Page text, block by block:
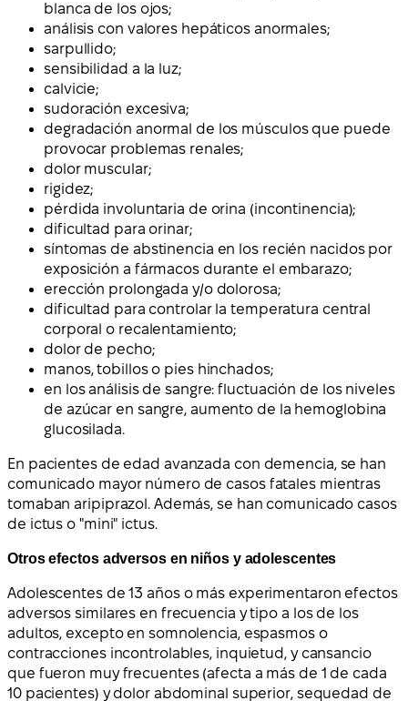
blanca de los ojos;
análisis con valores hepáticos anormales;
sarpullido;
sensibilidad a la luz;
calvicie;
sudoración excesiva;
degradación anormal de los músculos que puede
provocar problemas renales;
dolor muscular;
rigidez;
pérdida involuntaria de orina (incontinencia);
dificultad para orinar;
síntomas de abstinencia en los recién nacidos por
exposición a fármacos durante el embarazo;
erección prolongada y/o dolorosa;
dificultad para controlar la temperatura central
corporal o recalentamiento;
dolor de pecho;
manos, tobillos o pies hinchados;
en los análisis de sangre: fluctuación de los niveles
de azúcar en sangre, aumento de la hemoglobina
glucosilada.
En pacientes de edad avanzada con demencia, se han
comunicado mayor número de casos fatales mientras
tomaban aripiprazol. Además, se han comunicado casos
de ictus o "mini" ictus.
Otros efectos adversos en niños y adolescentes
Adolescentes de 13 años o más experimentaron efectos
adversos similares en frecuencia y tipo a los de los
adultos, excepto en somnolencia, espasmos o
contracciones incontrolables, inquietud, y cansancio
que fueron muy frecuentes (afecta a más de 1 de cada
10 pacientes) y dolor abdominal superior, sequedad de